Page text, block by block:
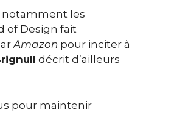
notamment les
of Design fait
Amazon pour inciter à
décrit d’ailleurs
pour maintenir